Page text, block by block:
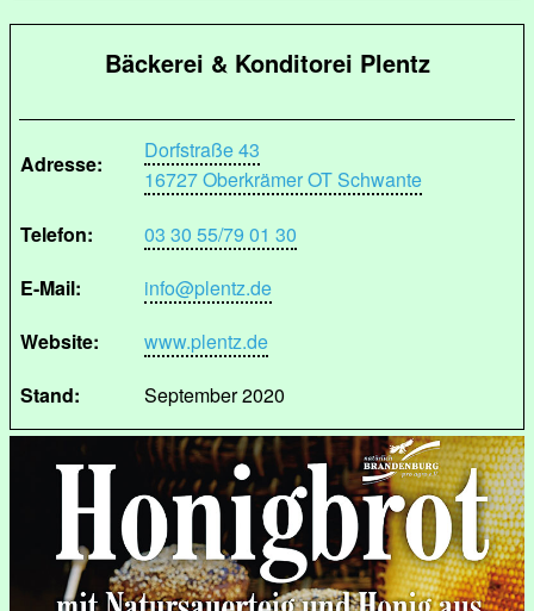
Bäckerei & Konditorei Plentz
Adresse:
Dorfstraße 43
16727 Oberkrämer OT Schwante
Telefon:
03 30 55/79 01 30
E-Mail:
info@plentz.de
Website:
www.plentz.de
Stand:
September 2020